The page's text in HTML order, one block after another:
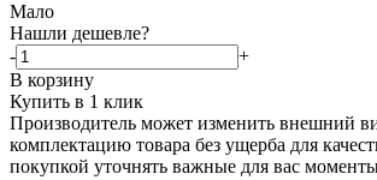
Мало
Нашли дешевле?
-
+
В корзину
Купить в 1 клик
Производитель может изменить внешний
комплектацию товара без ущерба для
покупкой уточнять важные для вас